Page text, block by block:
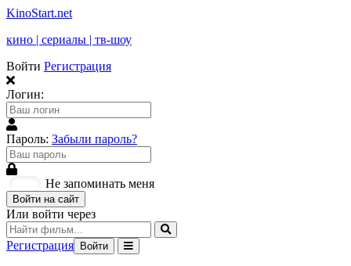
KinoStart.net
кино | сериалы | тв-шоу
Войти Регистрация
Логин:
Пароль: Забыли пароль?
Не запоминать меня
Войти на сайт
Или войти через
Регистрация Войти